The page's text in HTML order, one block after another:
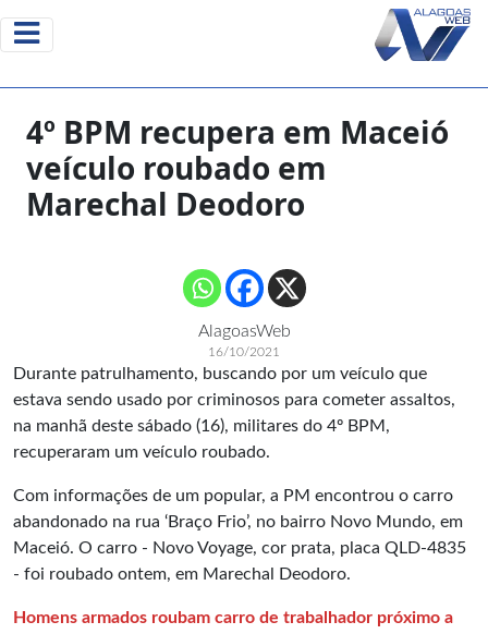
4º BPM recupera em Maceió
veículo roubado em
Marechal Deodoro
AlagoasWeb
16/10/2021
Durante patrulhamento, buscando por um veículo que
estava sendo usado por criminosos para cometer assaltos,
na manhã deste sábado (16), militares do 4º BPM,
recuperaram um veículo roubado.
Com informações de um popular, a PM encontrou o carro
abandonado na rua ‘Braço Frio’, no bairro Novo Mundo, em
Maceió. O carro - Novo Voyage, cor prata, placa QLD-4835
- foi roubado ontem, em Marechal Deodoro.
Homens armados roubam carro de trabalhador próximo a